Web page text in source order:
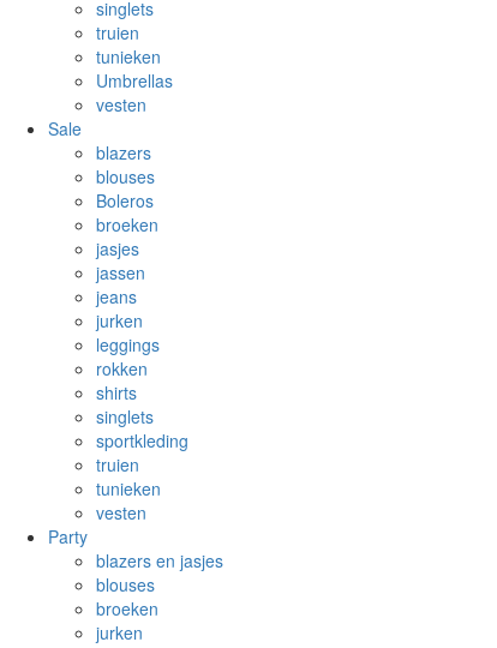
singlets
truien
tunieken
Umbrellas
vesten
Sale
blazers
blouses
Boleros
broeken
jasjes
jassen
jeans
jurken
leggings
rokken
shirts
singlets
sportkleding
truien
tunieken
vesten
Party
blazers en jasjes
blouses
broeken
jurken